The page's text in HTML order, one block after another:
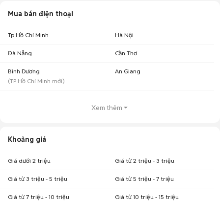
Mua bán điện thoại
Tp Hồ Chí Minh Hà Nội
Đà Nẵng Cần Thơ
Bình Dương
(TP Hồ Chí Minh mới)
An Giang
Xem thêm
Khoảng giá
Giá dưới 2 triệu Giá từ 2 triệu - 3 triệu
Giá từ 3 triệu - 5 triệu Giá từ 5 triệu - 7 triệu
Giá từ 7 triệu - 10 triệu Giá từ 10 triệu - 15 triệu